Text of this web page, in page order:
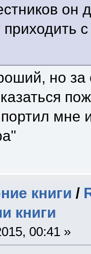
он
но за
мне
книги /
книги
00:41 »